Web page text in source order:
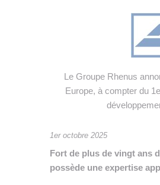
TOUTES LES INTERVIEWS
👉 PLANNING EDITORIAL
Le Groupe Rhenus
Europe, à compter du
1er octobre 2025
Fort de plus de vingt ans
possède une expertise